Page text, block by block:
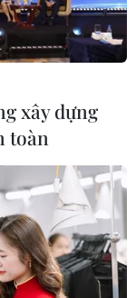
xây dựng
toàn